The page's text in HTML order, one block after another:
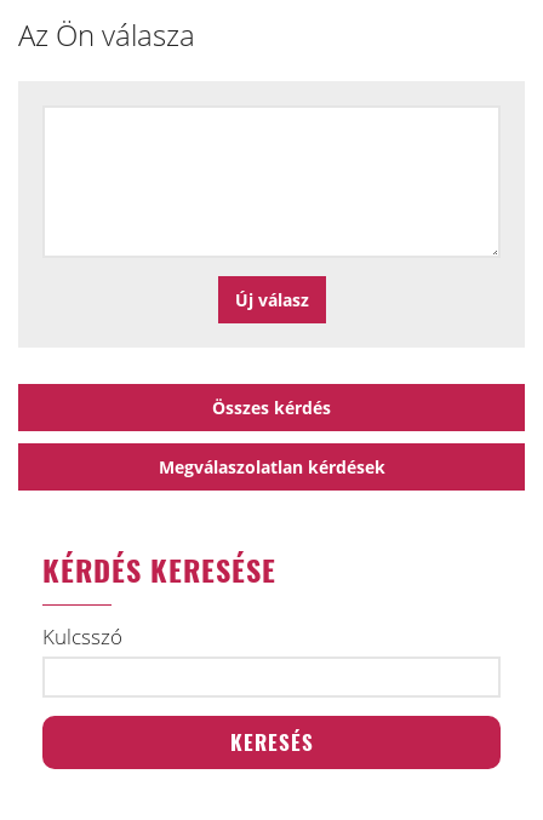
Az Ön válasza
Összes kérdés
Megválaszolatlan kérdések
KÉRDÉS KERESÉSE
Kulcsszó